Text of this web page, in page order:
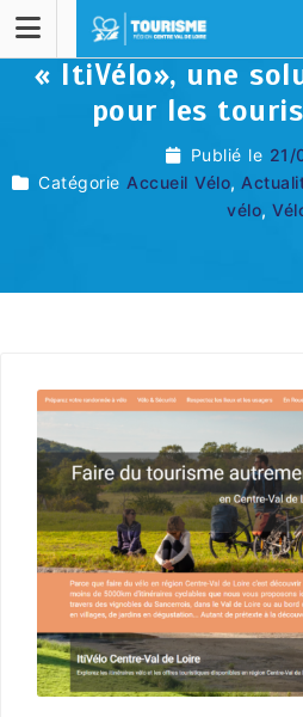
« ItiVélo», une
pour les
Publié le 21/
Catégorie Accueil Vélo,
vélo,